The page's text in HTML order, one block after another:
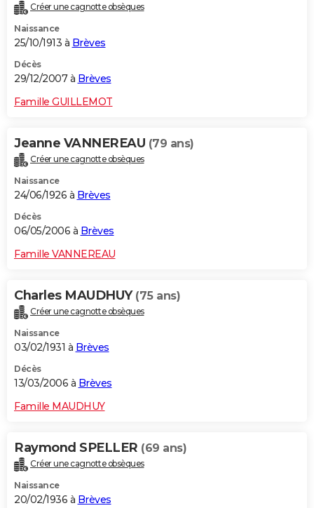
Créer une cagnotte obsèques
Naissance
25/10/1913 à Brèves
Décès
29/12/2007 à Brèves
Famille GUILLEMOT
Jeanne VANNEREAU (79 ans)
Créer une cagnotte obsèques
Naissance
24/06/1926 à Brèves
Décès
06/05/2006 à Brèves
Famille VANNEREAU
Charles MAUDHUY (75 ans)
Créer une cagnotte obsèques
Naissance
03/02/1931 à Brèves
Décès
13/03/2006 à Brèves
Famille MAUDHUY
Raymond SPELLER (69 ans)
Créer une cagnotte obsèques
Naissance
20/02/1936 à Brèves